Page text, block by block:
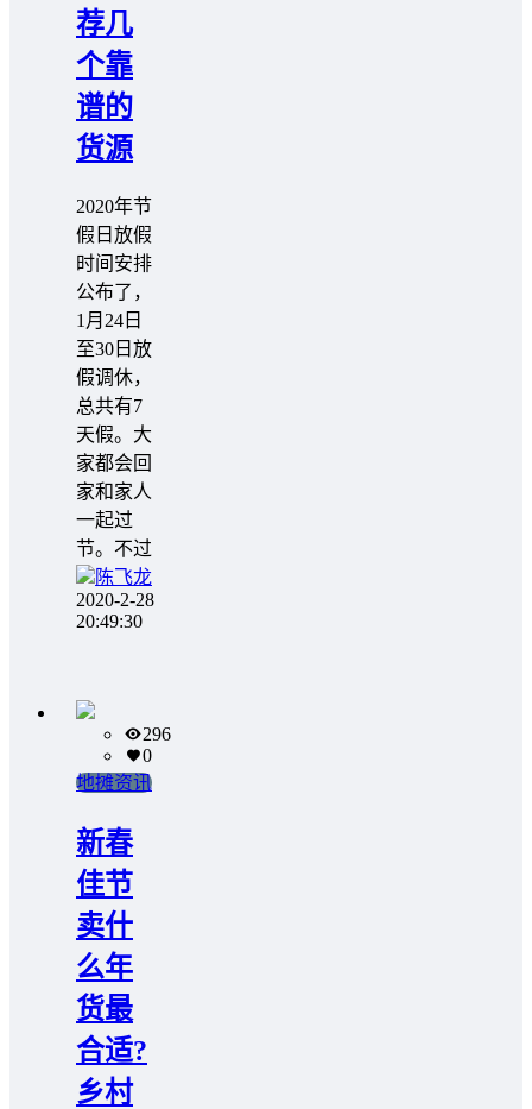
荐几
个靠
谱的
货源
2020年节
假日放假
时间安排
公布了，
1月24日
至30日放
假调休，
总共有7
天假。大
家都会回
家和家人
一起过
节。不过
陈飞龙
2020-2-28
20:49:30
296
0
地摊资讯
新春
佳节
卖什
么年
货最
合适?
乡村